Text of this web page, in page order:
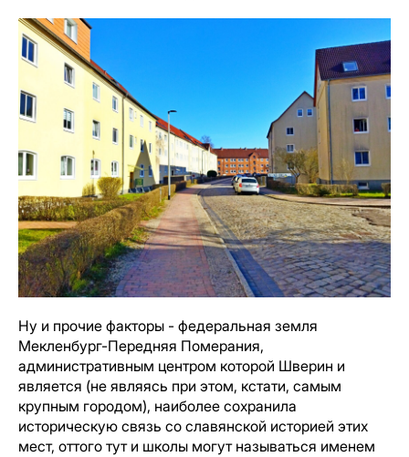
Ну и прочие факторы - федеральная земля
Мекленбург-Передняя Померания,
административным центром которой Шверин и
является (не являясь при этом, кстати, самым
крупным городом), наиболее сохранила
историческую связь со славянской историей этих
мест, оттого тут и школы могут называться именем